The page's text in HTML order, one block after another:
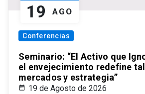
19 AGO
Conferencias
Seminario: “El Activo que
el envejecimiento redefine
mercados y estrategia”
19 de Agosto de 2026